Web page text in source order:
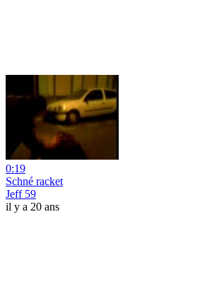
0:19
Schné racket
Jeff 59
il y a 20 ans